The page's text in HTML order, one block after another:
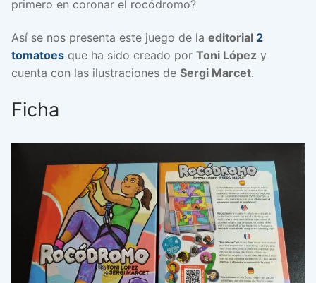
primero en coronar el rocódromo?
Así se nos presenta este juego de la editorial 2
tomatoes que ha sido creado por Toni López y
cuenta con las ilustraciones de Sergi Marcet.
Ficha